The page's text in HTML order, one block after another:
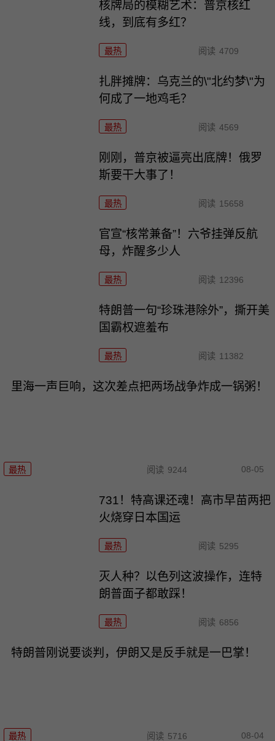
核牌局的模糊艺术：普京核红
线，到底有多红？
最热 阅读 4709
扎胖摊牌：乌克兰的\"北约梦\"为
何成了一地鸡毛？
最热 阅读 4569
刚刚，普京被逼亮出底牌！俄罗
斯要干大事了！
最热 阅读 15658
官宣“核常兼备”！六爷挂弹反航
母，炸醒多少人
最热 阅读 12396
特朗普一句“珍珠港除外”，撕开美
国霸权遮羞布
最热 阅读 11382
里海一声巨响，这次差点把两场战争炸成一锅粥！
最热 阅读 9244 08-05
731！特高课还魂！高市早苗两把
火烧穿日本国运
最热 阅读 5295
灭人种？以色列这波操作，连特
朗普面子都敢踩！
最热 阅读 6856
特朗普刚说要谈判，伊朗又是反手就是一巴掌！
最热 阅读 5716 08-04